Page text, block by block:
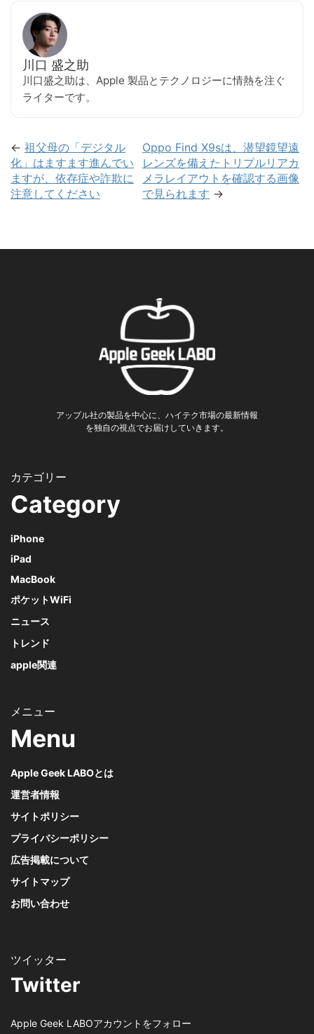
川口 盛之助
川口盛之助は、Apple 製品とテクノロジーに情熱を注ぐ
ライターです。
← 祖父母の「デジタル
化」はますます進んでい
ますが、依存症や詐欺に
注意してください
Oppo Find X9sは、潜望鏡望遠
レンズを備えたトリプルリアカ
メラレイアウトを確認する画像
で見られます →
アップル社の製品を中心に、ハイテク市場の最新情報
を独自の視点でお届けしていきます。
Category
iPhone
iPad
MacBook
ポケットWiFi
ニュース
トレンド
apple関連
Menu
Apple Geek LABOとは
運営者情報
サイトポリシー
プライバシーポリシー
広告掲載について
サイトマップ
お問い合わせ
Twitter
Apple Geek LABOアカウントをフォロー